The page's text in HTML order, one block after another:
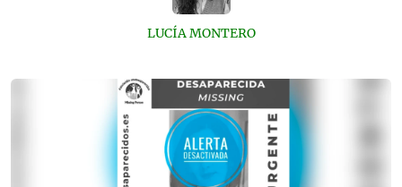
LUCÍA MONTERO